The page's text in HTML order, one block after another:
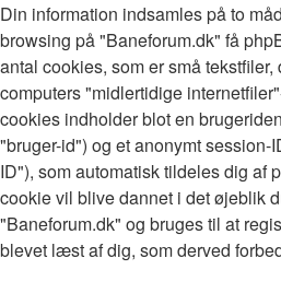
Din information indsamles på to
browsing på "Baneforum.dk" få
antal cookies, som er små
computers "midlertidige
cookies indholder blot en
"bruger-id") og et anonymt
ID"), som automatisk tildeles dig af
cookie vil blive dannet i det øjeblik
"Baneforum.dk" og bruges til at
blevet læst af dig, som derved